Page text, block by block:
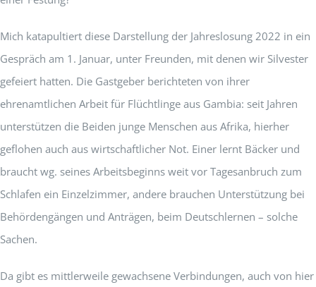
Mich katapultiert diese Darstellung der Jahreslosung 2022 in ein
Gespräch am 1. Januar, unter Freunden, mit denen wir Silvester
gefeiert hatten. Die Gastgeber berichteten von ihrer
ehrenamtlichen Arbeit für Flüchtlinge aus Gambia: seit Jahren
unterstützen die Beiden junge Menschen aus Afrika, hierher
geflohen auch aus wirtschaftlicher Not. Einer lernt Bäcker und
braucht wg. seines Arbeitsbeginns weit vor Tagesanbruch zum
Schlafen ein Einzelzimmer, andere brauchen Unterstützung bei
Behördengängen und Anträgen, beim Deutschlernen – solche
Sachen.
Da gibt es mittlerweile gewachsene Verbindungen, auch von hier